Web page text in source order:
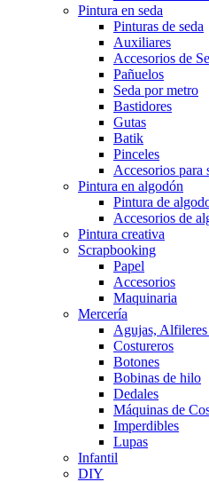
Pintura en seda
Pinturas de seda
Auxiliares
Accesorios de
Pañuelos
Seda por metro
Bastidores
Gutas
Batik
Pinceles
Accesorios para
Pintura en algodón
Pintura de
Accesorios de
Pintura creativa
Scrapbooking
Papel
Accesorios
Maquinaria
Mercería
Agujas,
Costureros
Botones
Bobinas de hilo
Dedales
Máquinas de
Imperdibles
Lupas
Infantil
DIY